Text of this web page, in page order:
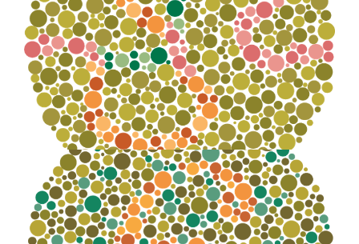
Numero distinguibile:
nessuno
Numero distinguibile: